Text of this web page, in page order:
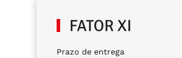
FATOR XI
Prazo de entrega